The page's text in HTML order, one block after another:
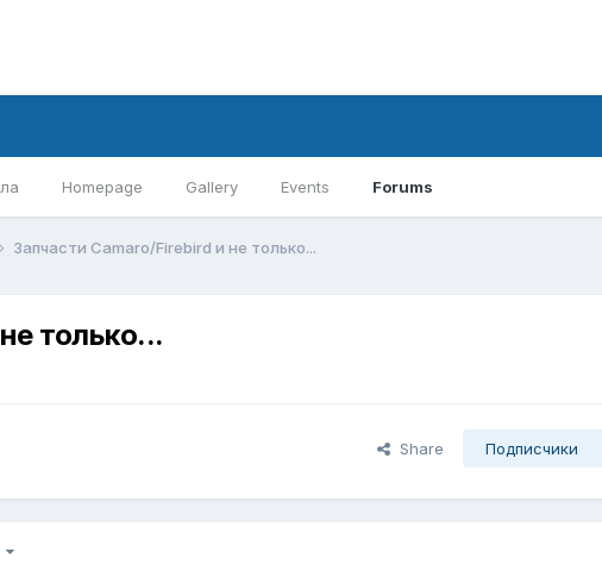
Homepage Gallery Events Forums
Запчасти Camaro/Firebird и не только...
только...
Share Подписчики